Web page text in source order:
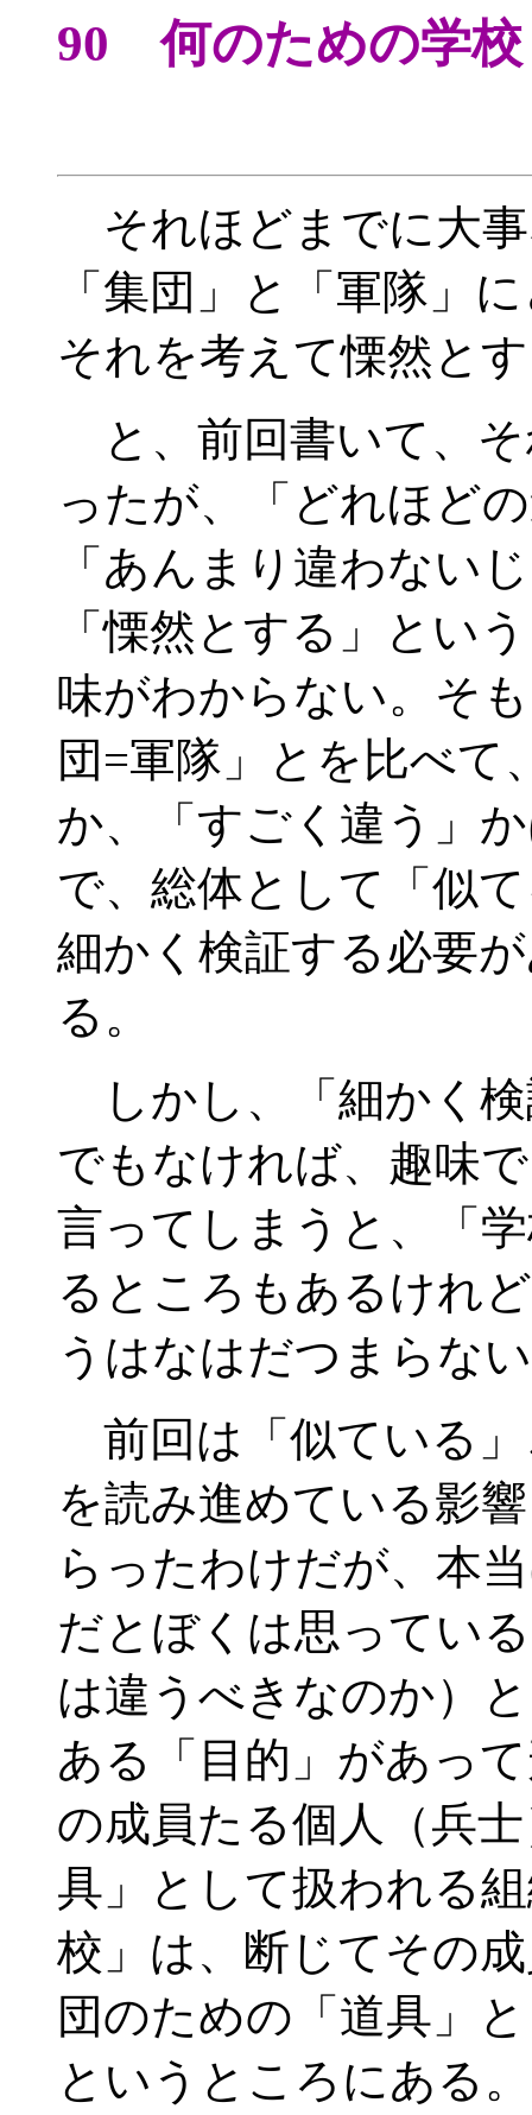
90 何のための学校
それほどまでに大
「集団」と「軍隊」
それを考えて慄然と
と、前回書いて、
ったが、「どれほど
「あんまり違わない
「慄然とする」とい
味がわからない。そ
団=軍隊」とを比べて
か、「すごく違う」
で、総体として「似
細かく検証する必要
る。
しかし、「細かく
でもなければ、趣味
言ってしまうと、「
るところもあるけれ
うはなはだつまらな
前回は「似ている
を読み進めている影
らったわけだが、本
だとぼくは思ってい
は違うべきなのか）
ある「目的」があっ
の成員たる個人（兵
具」として扱われる
校」は、断じてその
団のための「道具」
というところにある。